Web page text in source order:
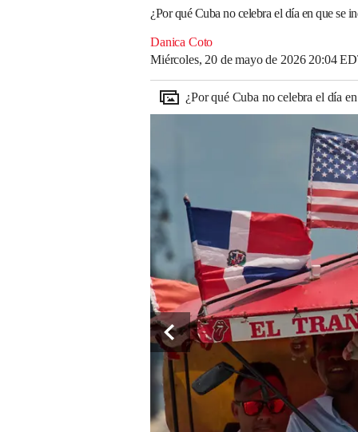
¿Por qué Cuba no celebra el día en que se
Danica Coto
Miércoles, 20 de mayo de 2026 20:04
¿Por qué Cuba no celebra el día